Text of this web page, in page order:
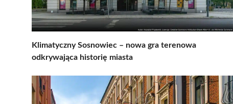
Klimatyczny Sosnowiec – nowa gra terenowa
odkrywająca historię miasta